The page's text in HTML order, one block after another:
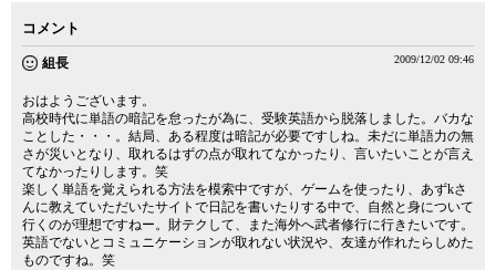
コメント
組長 2009/12/02 09:46
おはようございます。
高校時代に単語の暗記を怠ったが為に、受験英語から脱落しました。バカな
ことした・・・。結局、ある程度は暗記が必要ですしね。未だに単語力の無
さが災いとなり、取れるはずの点が取れてなかったり、言いたいことが言え
てなかったりします。笑
楽しく単語を覚えられる方法を模索中ですが、ゲームを使ったり、あずkさ
んに教えていただいたサイトで日記を書いたりする中で、自然と身について
行くのが理想ですねー。財テクして、また海外へ武者修行に行きたいです。
英語でないとコミュニケーションが取れない状況や、友達が作れたらしめた
ものですね。笑